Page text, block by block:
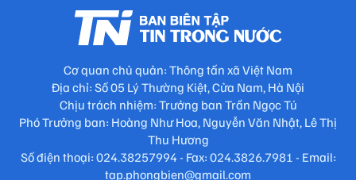
Cơ quan chủ quản: Thông tấn xã Việt Nam
Địa chỉ: Số 05 Lý Thường Kiệt, Cửa Nam, Hà Nội
Chịu trách nhiệm: Trưởng ban Trần Ngọc Tú
Phó Trưởng ban: Hoàng Như Hoa, Nguyễn Văn Nhật, Lê Thị
Thu Hương
Số điện thoại: 024.38257994 - Fax: 024.3826.7981 - Email:
tap.phongbien@gmail.com